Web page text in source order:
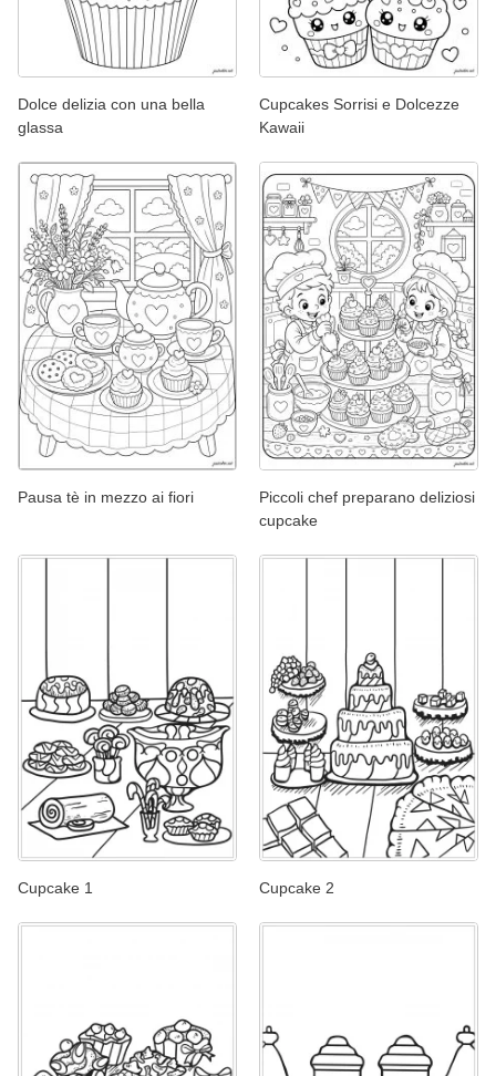
Dolce delizia con una bella
glassa
Cupcakes Sorrisi e Dolcezze
Kawaii
Pausa tè in mezzo ai fiori
Piccoli chef preparano deliziosi
cupcake
Cupcake 1 Cupcake 2